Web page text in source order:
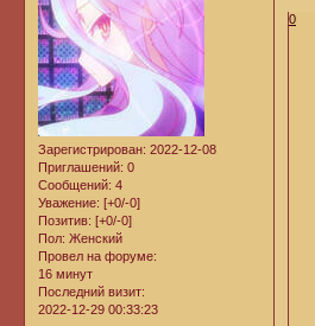
Зарегистрирован: 2022-12-08
Приглашений: 0
Сообщений: 4
Уважение: [+0/-0]
Позитив: [+0/-0]
Пол: Женский
Провел на форуме:
16 минут
Последний визит:
2022-12-29 00:33:23
0